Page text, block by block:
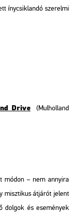
ínycsiklandó szerelmi
Drive(Mulholland
módon – nem annyira
misztikus átjárót jelent
dolgok és események